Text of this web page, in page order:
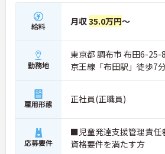
給料 月収35.0万円～
勤務地
東京都 調布市 布田6-25-
京王線「布田駅」徒歩7
雇用形態 正社員(正職員)
応募要件
■児童発達支援管理責任
資格要件を満たす方